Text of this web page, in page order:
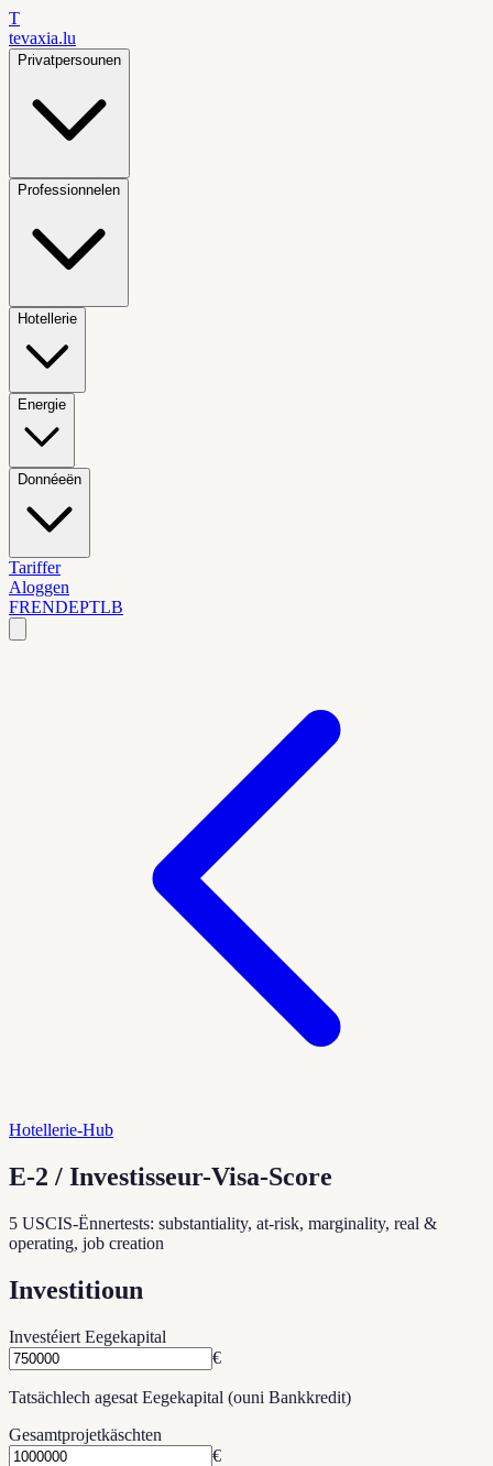
T
tevaxia.lu
Privatpersounen
Professionnelen
Hotellerie
Energie
Donnéeën
Tariffer
Aloggen
FRENDEPTLB
Hotellerie-Hub
E-2 / Investisseur-Visa-Score
5 USCIS-Ënnertests: substantiality, at-risk, marginality, real &
operating, job creation
Investitioun
Investéiert Eegekapital
€
Tatsächlech agesat Eegekapital (ouni Bankkredit)
Gesamtprojetkäschten
€